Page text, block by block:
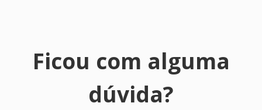
Ficou com alguma
dúvida?